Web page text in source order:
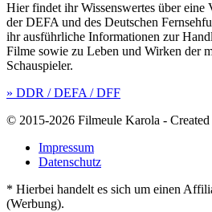
Hier findet ihr Wissenswertes über
der DEFA und des Deutschen
ihr ausführliche Informationen zur
Filme sowie zu Leben und Wirken der
Schauspieler.
» DDR / DEFA / DFF
© 2015-2026 Filmeule Karola -
Impressum
Datenschutz
* Hierbei handelt es sich um einen
(Werbung).